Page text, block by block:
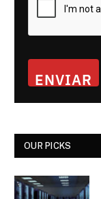
ENVIAR
OUR PICKS